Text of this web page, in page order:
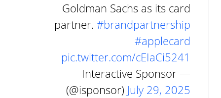
Goldman Sachs as its card
partner. #brandpartnership
#applecard
pic.twitter.com/cEIaCi5241
— Interactive Sponsor
(@isponsor) July 29, 2025